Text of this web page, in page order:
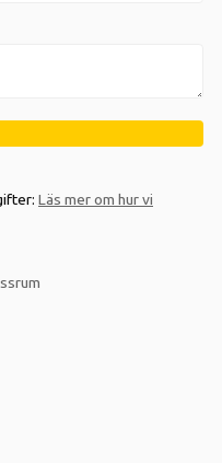
Läs mer om hur vi